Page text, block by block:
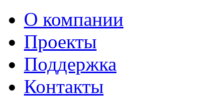
О компании
Проекты
Поддержка
Контакты